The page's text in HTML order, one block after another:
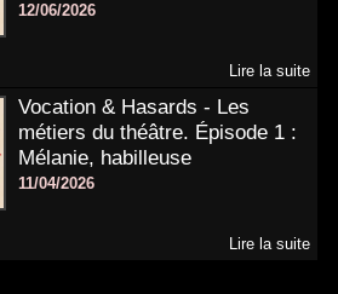
12/06/2026
Lire la suite
Vocation & Hasards - Les
métiers du théâtre. Épisode 1 :
Mélanie, habilleuse
11/04/2026
Lire la suite